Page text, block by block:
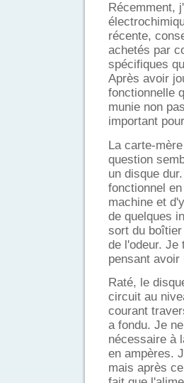
Récemment,
récente,
achetés par
spécifiques
Après avoir
fonctionnelle
munie non
important
La carte-
question
un disque
fonctionnel
machine et
de quelques
sort du
de l'odeur. Je
pensant
Raté, le
circuit au
courant
a fondu. Je
nécessaire à
en ampères.
mais après